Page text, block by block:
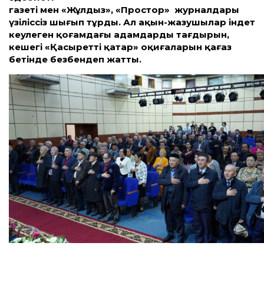
газеті мен «Жұлдыз», «Простор» журнал­дары
үзіліссіз шығып тұрды. Ал ақын-жазушылар індет
кеулеген қоғамдағы адамдардың тағдырын,
кешегі «Қасыретті қаңтар» оқиғаларын қағаз
бетінде безбендеп жатты.